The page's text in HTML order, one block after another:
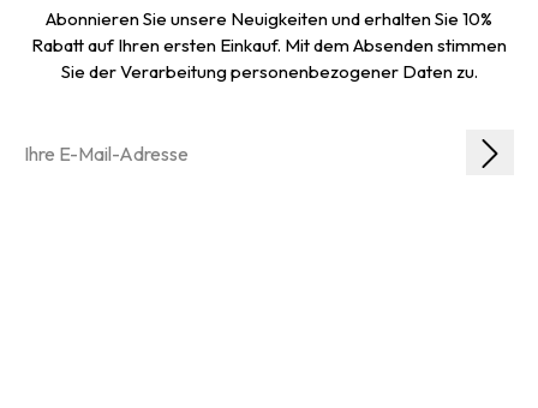
Abonnieren Sie unsere Neuigkeiten und erhalten Sie 10%
Rabatt auf Ihren ersten Einkauf. Mit dem Absenden stimmen
Sie der Verarbeitung personenbezogener Daten zu.